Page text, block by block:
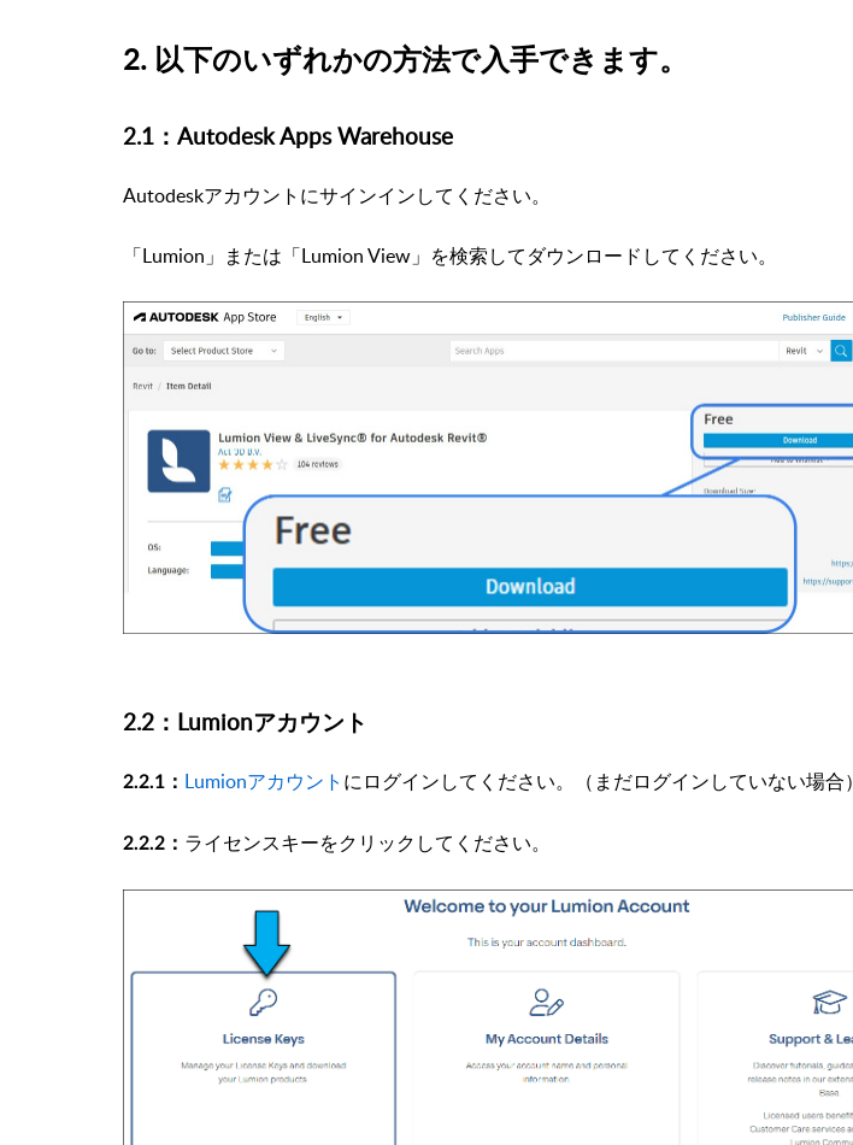
2. 以下のいずれかの方法で入手できます。
2.1：Autodesk Apps Warehouse
Autodeskアカウントにサインインしてください。
「Lumion」または「Lumion View」を検索してダウンロードしてください。
2.2：Lumionアカウント
2.2.1： Lumionアカウント にログインしてください。（まだログインしていない場合）
2.2.2： ライセンスキーをクリックしてください。